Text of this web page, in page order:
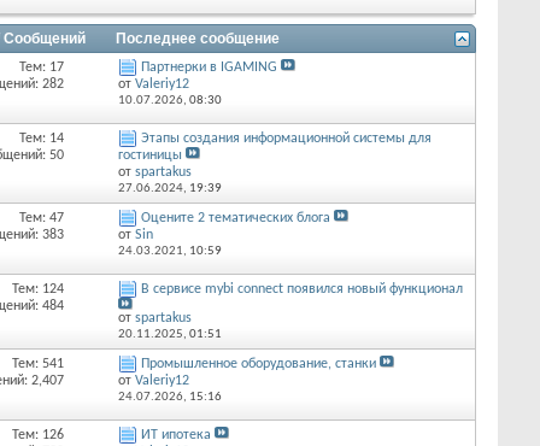
Сообщений Последнее сообщение
Тем: 17
282
Партнерки в IGAMING
от Valeriy12
10.07.2026, 08:30
Тем: 14
50
Этапы создания информационной системы для
гостиницы
от spartakus
27.06.2024, 19:39
Тем: 47
383
Оцените 2 тематических блога
от Sin
24.03.2021, 10:59
Тем: 124
484
В сервисе mybi connect появился новый функционал
от spartakus
20.11.2025, 01:51
Тем: 541
2,407
Промышленное оборудование, станки
от Valeriy12
24.07.2026, 15:16
Тем: 126
ИТ ипотека